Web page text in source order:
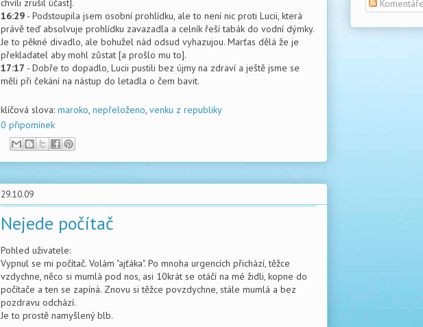
chvíli zrušil účast].
16:29 - Podstoupila jsem osobní prohlídku, ale to není nic proti Lucii, která
právě teď absolvuje prohlídku zavazadla a celník řeší tabák do vodní dýmky.
Je to pěkné divadlo, ale bohužel nád odsud vyhazujou. Marťas dělá že je
překladatel aby mohl zůstat [a prošlo mu to].
17:17 - Dobře to dopadlo, Lucii pustili bez újmy na zdraví a ještě jsme se
měli při čekání na nástup do letadla o čem bavit.
klíčová slova: maroko, nepřeloženo, venku z republiky
0 připomínek
29.10.09
Nejede počítač
Pohled uživatele:
Vypnul se mi počítač. Volám "ajťáka". Po mnoha urgencích přichází, těžce
vzdychne, něco si mumlá pod nos, asi 10krát se otáčí na mé židli, kopne do
počítače a ten se zapíná. Znovu si těžce povzdychne, stále mumlá a bez
pozdravu odchází.
Je to prostě namyšlený blb.
Komentáře